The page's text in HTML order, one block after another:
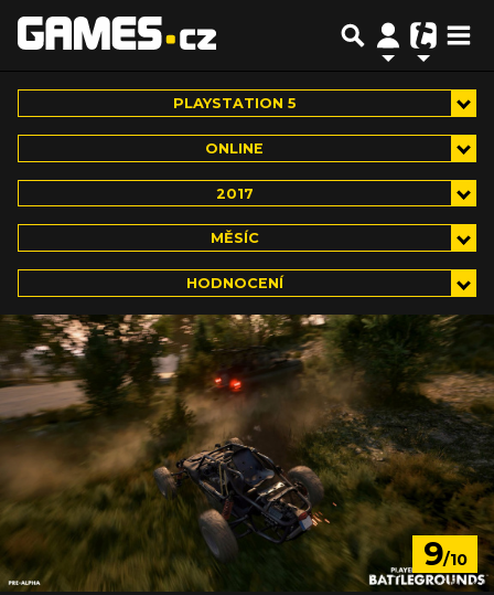
PLAYSTATION 5
ONLINE
2017
MĚSÍC
HODNOCENÍ
9/10